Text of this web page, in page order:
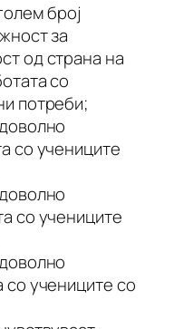
број
за
од страна на
со
потреби;
со учениците
со учениците
со учениците со